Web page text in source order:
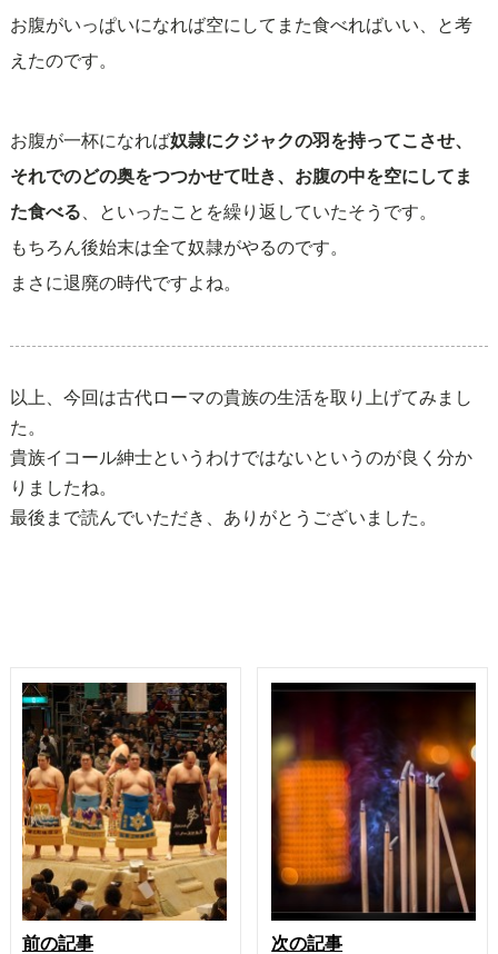
お腹がいっぱいになれば空にしてまた食べればいい、と考
えたのです。
お腹が一杯になれば奴隷にクジャクの羽を持ってこさせ、
それでのどの奥をつつかせて吐き、お腹の中を空にしてま
た食べる 、といったことを繰り返していたそうです。
もちろん後始末は全て奴隷がやるのです。
まさに退廃の時代ですよね。
以上、今回は古代ローマの貴族の生活を取り上げてみまし
た。
貴族イコール紳士というわけではないというのが良く分か
りましたね。
最後まで読んでいただき、ありがとうございました。
前の記事 次の記事